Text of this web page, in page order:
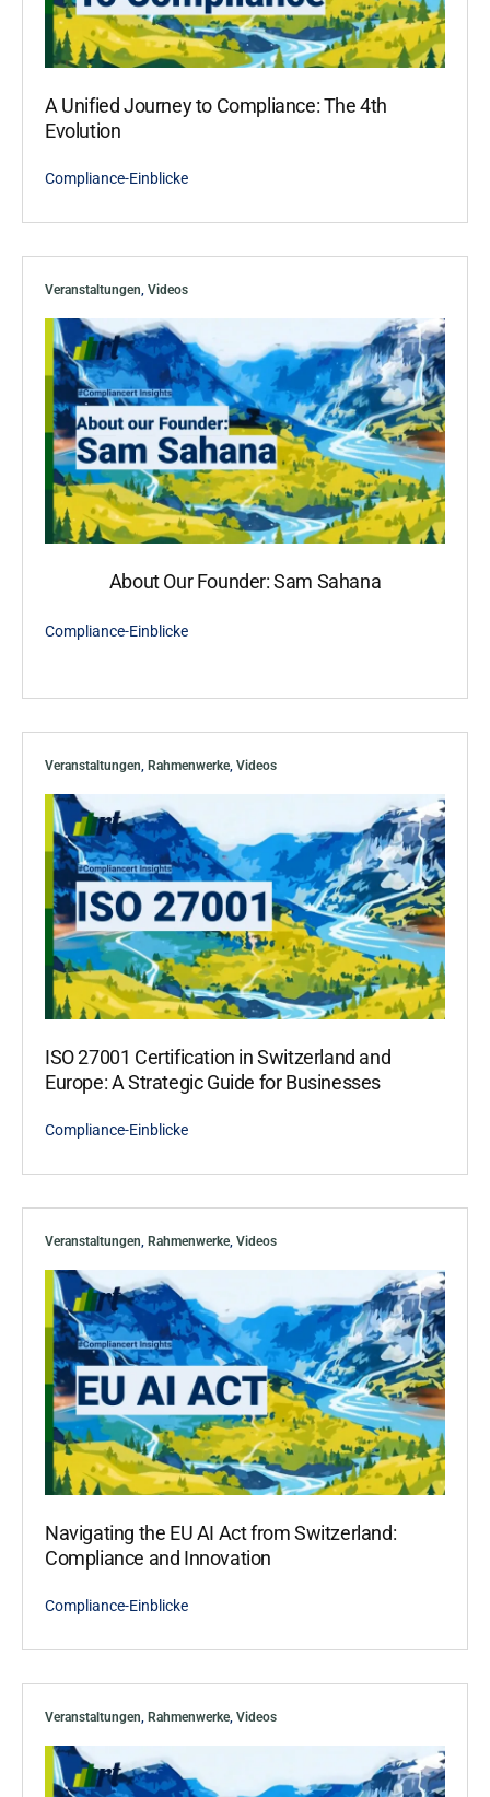
A Unified Journey to Compliance: The 4th
Evolution
Compliance-Einblicke
Veranstaltungen, Videos
About Our Founder: Sam Sahana
Compliance-Einblicke
Veranstaltungen, Rahmenwerke, Videos
ISO 27001 Certification in Switzerland and
Europe: A Strategic Guide for Businesses
Compliance-Einblicke
Veranstaltungen, Rahmenwerke, Videos
Navigating the EU AI Act from Switzerland:
Compliance and Innovation
Compliance-Einblicke
Veranstaltungen Rahmenwerke Videos